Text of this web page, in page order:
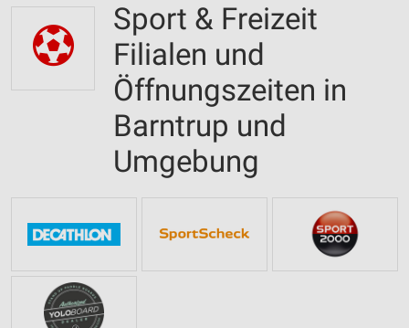
Sport & Freizeit
Filialen und
Öffnungszeiten in
Barntrup und
Umgebung